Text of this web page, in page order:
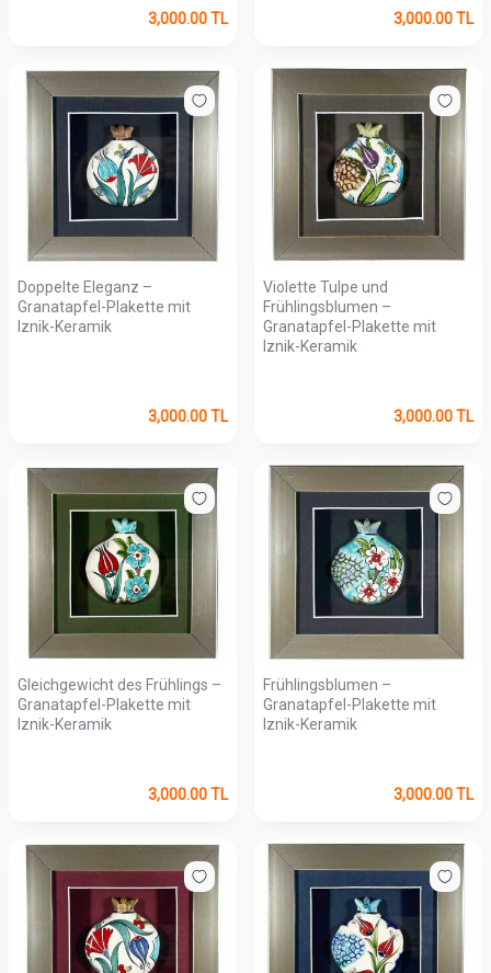
3,000.00TL 3,000.00TL
Doppelte Eleganz –
Granatapfel-Plakette mit
Iznik-Keramik
3,000.00TL
Violette Tulpe und
Frühlingsblumen –
Granatapfel-Plakette mit
Iznik-Keramik
3,000.00TL
Gleichgewicht des Frühlings –
Granatapfel-Plakette mit
Iznik-Keramik
3,000.00TL
Frühlingsblumen –
Granatapfel-Plakette mit
Iznik-Keramik
3,000.00TL